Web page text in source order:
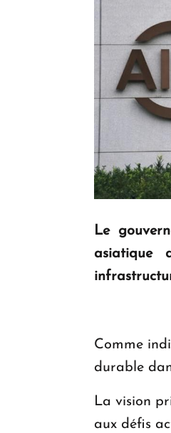
Le
asiatique
Comme
durable
La vision
aux défis